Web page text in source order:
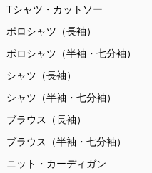
Tシャツ・カットソー
ポロシャツ（長袖）
ポロシャツ（半袖・七分袖）
シャツ（長袖）
シャツ（半袖・七分袖）
ブラウス（長袖）
ブラウス（半袖・七分袖）
ニット・カーディガン